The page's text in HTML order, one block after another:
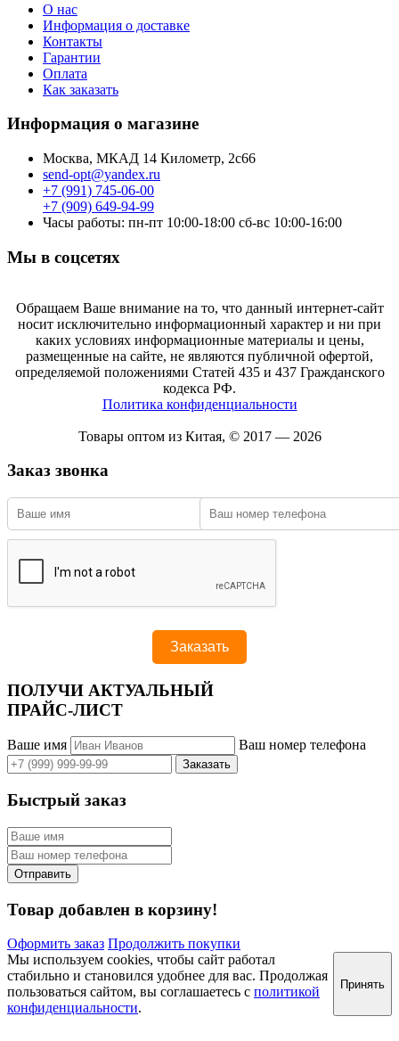
О нас
Информация о доставке
Контакты
Гарантии
Оплата
Как заказать
Информация о магазине
Москва, МКАД 14 Километр, 2с66
send-opt@yandex.ru
+7 (991) 745-06-00
+7 (909) 649-94-99
Часы работы: пн-пт 10:00-18:00 сб-вс 10:00-16:00
Мы в соцсетях
Обращаем Ваше внимание на то, что данный интернет-сайт
носит исключительно информационный характер и ни при
каких условиях информационные материалы и цены,
размещенные на сайте, не являются публичной офертой,
определяемой положениями Статей 435 и 437 Гражданского
кодекса РФ.
Политика конфиденциальности
Товары оптом из Китая, © 2017 — 2026
Заказ звонка
ПОЛУЧИ АКТУАЛЬНЫЙ
ПРАЙС-ЛИСТ
Ваше имя Ваш номер телефона
Быстрый заказ
Товар добавлен в корзину!
Оформить заказ Продолжить покупки
Мы используем cookies, чтобы сайт работал
стабильно и становился удобнее для вас. Продолжая
пользоваться сайтом, вы соглашаетесь с политикой
конфиденциальности.
Принять